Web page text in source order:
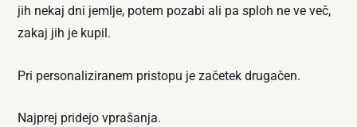
jih nekaj dni jemlje, potem pozabi ali pa sploh ne ve več,
zakaj jih je kupil.
Pri personaliziranem pristopu je začetek drugačen.
Najprej pridejo vprašanja.